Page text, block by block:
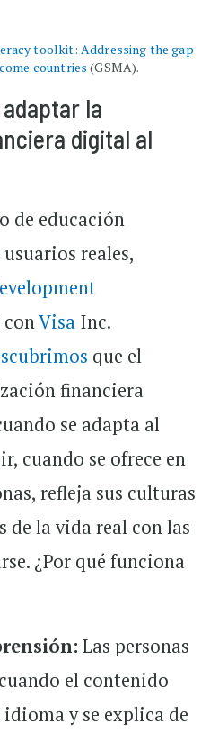
toolkit: Addressing the gap
countries (GSMA).
la
digital al
de educación
reales,
conVisa Inc.
que el
financiera
se adapta al
cuando se ofrece en
refleja sus culturas
de la vida real con las
¿Por qué funciona
Las personas
el contenido
y se explica de